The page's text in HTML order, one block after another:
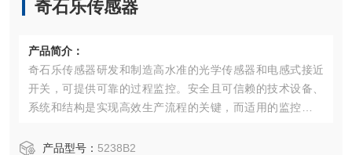
奇石乐传感器
产品简介：
奇石乐传感器研发和制造高水准的光学传感器和电感式接近
开关，可提供可靠的过程监控。安全且可信赖的技术设备、
系统和结构是实现高效生产流程的关键，而适用的监控系统
控制（刀具浸入深度测量）等功能保证了冲压和成型过程中
产品型号： 5238B2